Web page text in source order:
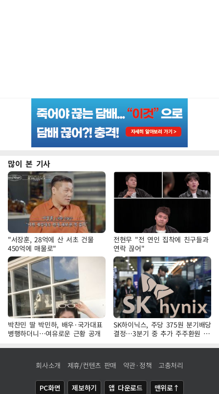
많이 본 기사
"서장훈, 28억에 산 서초 건물
450억에 매물로"
전현무 "전 연인 집착에 친구들과
연락 끊어"
박찬민 딸 박민하, 배우·국가대표
병행하더니…여유로운 근황 공개
SK하이닉스, 주당 375원 분기배당
결정…3분기 중 추가 주주환원 발
표
회사소개 제휴/컨텐츠 판매 약관·정책 고충처리
PC화면 제보하기 앱 다운로드 맨위로↑